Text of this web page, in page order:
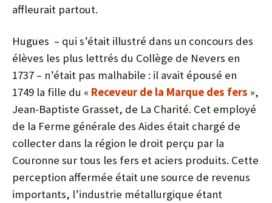
affleurait partout.
Hugues – qui s’était illustré dans un concours des
élèves les plus lettrés du Collège de Nevers en
1737 – n’était pas malhabile : il avait épousé en
1749 la fille du « Receveur de la Marque des fers »,
Jean-Baptiste Grasset, de La Charité. Cet employé
de la Ferme générale des Aides était chargé de
collecter dans la région le droit perçu par la
Couronne sur tous les fers et aciers produits. Cette
perception affermée était une source de revenus
importants, l’industrie métallurgique étant